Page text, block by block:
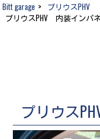
Bitt garage > プリウスPHV
プリウスPHV 内装インパ
プリウス